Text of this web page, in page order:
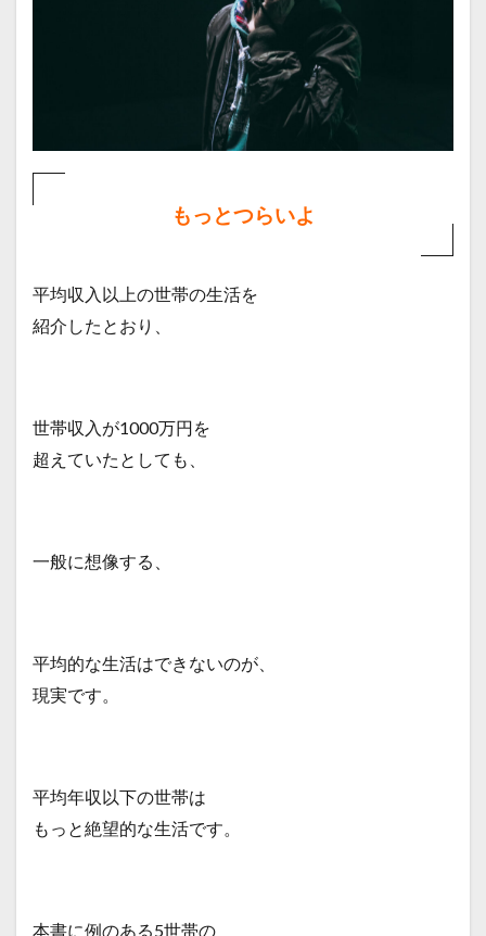
もっとつらいよ
平均収入以上の世帯の生活を
紹介したとおり、
世帯収入が1000万円を
超えていたとしても、
一般に想像する、
平均的な生活はできないのが、
現実です。
平均年収以下の世帯は
もっと絶望的な生活です。
本書に例のある5世帯の